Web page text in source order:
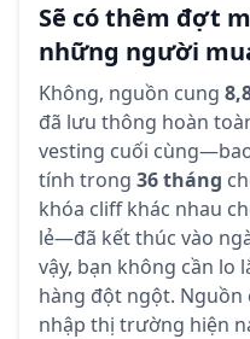
Sẽ có thêm đợt
những người
Không, nguồn cung
đã lưu thông hoàn
vesting cuối
tính trong 36 tháng
khóa cliff khác nhau
lẻ—đã kết thúc vào
vậy, bạn không cần lo
hàng đột ngột. Nguồn
nhập thị trường hiện